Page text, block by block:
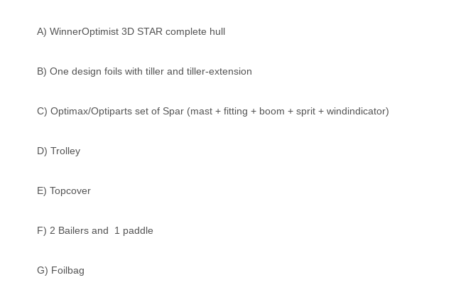
A) WinnerOptimist 3D STAR complete hull
B) One design foils with tiller and tiller-extension
C) Optimax/Optiparts set of Spar (mast + fitting + boom + sprit + windindicator)
D) Trolley
E) Topcover
F) 2 Bailers and 1 paddle
G) Foilbag